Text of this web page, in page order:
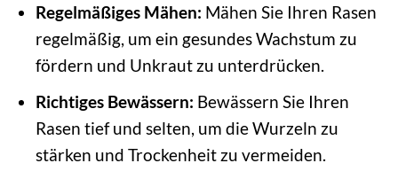
Regelmäßiges Mähen: Mähen Sie Ihren Rasen
regelmäßig, um ein gesundes Wachstum zu
fördern und Unkraut zu unterdrücken.
Richtiges Bewässern: Bewässern Sie Ihren
Rasen tief und selten, um die Wurzeln zu
stärken und Trockenheit zu vermeiden.